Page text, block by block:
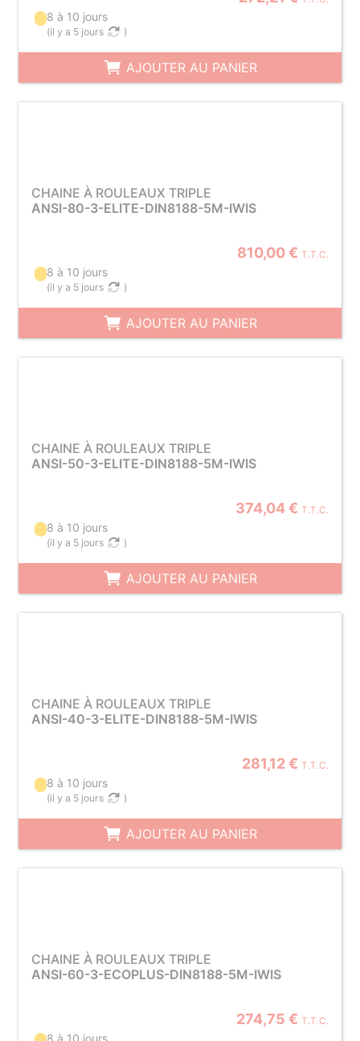
8 à 10 jours
(il y a 5 jours )
AJOUTER AU PANIER
CHAINE À ROULEAUX TRIPLE
ANSI-80-3-ELITE-DIN8188-5M-IWIS
810,00 € T.T.C.
8 à 10 jours
(il y a 5 jours )
AJOUTER AU PANIER
CHAINE À ROULEAUX TRIPLE
ANSI-50-3-ELITE-DIN8188-5M-IWIS
374,04 € T.T.C.
8 à 10 jours
(il y a 5 jours )
AJOUTER AU PANIER
CHAINE À ROULEAUX TRIPLE
ANSI-40-3-ELITE-DIN8188-5M-IWIS
281,12 € T.T.C.
8 à 10 jours
(il y a 5 jours )
AJOUTER AU PANIER
CHAINE À ROULEAUX TRIPLE
ANSI-60-3-ECOPLUS-DIN8188-5M-IWIS
274,75 € T.T.C.
8 à 10 jours